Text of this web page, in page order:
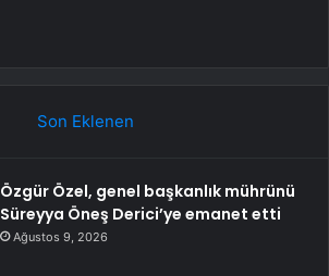
Son Eklenen
Özgür Özel, genel başkanlık mührünü
Süreyya Öneş Derici’ye emanet etti
Ağustos 9, 2026